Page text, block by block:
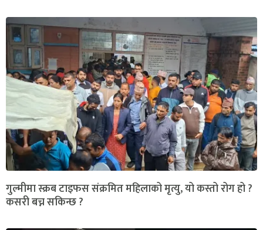
गुल्मीमा स्क्रब टाइफस संक्रमित महिलाको मृत्यु, यो कस्तो रोग हो ?
कसरी बच्न सकिन्छ ?